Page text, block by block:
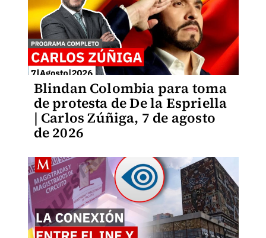
Blindan Colombia para toma
de protesta de De la Espriella
| Carlos Zúñiga, 7 de agosto
de 2026